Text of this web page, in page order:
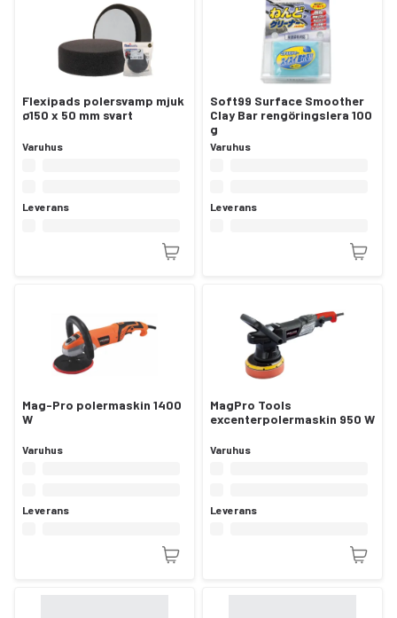
Flexipads polersvamp mjuk
ø150 x 50 mm svart
Varuhus
Leverans
Soft99 Surface Smoother
Clay Bar rengöringslera 100
g
Varuhus
Leverans
Mag-Pro polermaskin 1400
W
Varuhus
Leverans
MagPro Tools
excenterpolermaskin 950 W
Varuhus
Leverans